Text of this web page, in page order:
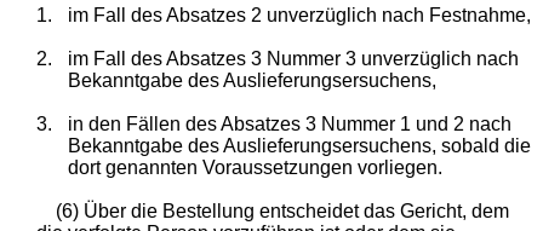
1. im Fall des Absatzes 2 unverzüglich nach Festnahme,
2.
im Fall des Absatzes 3 Nummer 3 unverzüglich nach
Bekanntgabe des Auslieferungsersuchens,
3.
in den Fällen des Absatzes 3 Nummer 1 und 2 nach
Bekanntgabe des Auslieferungsersuchens, sobald die
dort genannten Voraussetzungen vorliegen.
(6) Über die Bestellung entscheidet das Gericht, dem